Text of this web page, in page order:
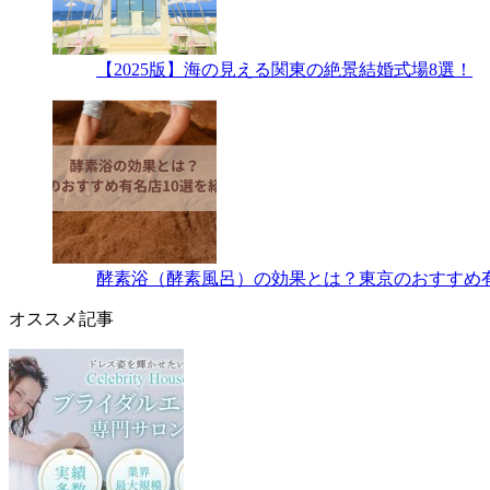
【2025版】海の見える関東の絶景結婚式場8選！
酵素浴（酵素風呂）の効果とは？東京のおすすめ
オススメ記事